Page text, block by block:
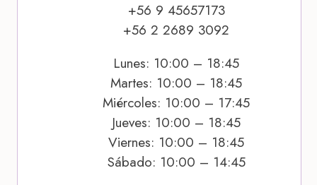
+56 9 45657173
+56 2 2689 3092
Lunes: 10:00 – 18:45
Martes: 10:00 – 18:45
Miércoles: 10:00 – 17:45
Jueves: 10:00 – 18:45
Viernes: 10:00 – 18:45
Sábado: 10:00 – 14:45